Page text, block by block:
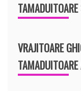
VRAJITOARE